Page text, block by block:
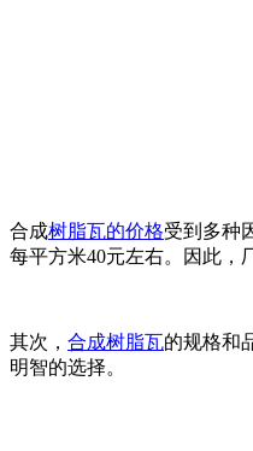
合成树脂瓦的价格受到多种
每平方米40元左右。因此，
其次， 合成树脂瓦的规格和
明智的选择。